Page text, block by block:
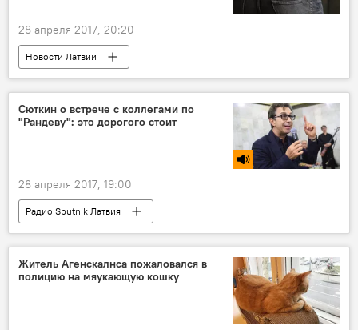
28 апреля 2017, 20:20
Новости Латвии
Сюткин о встрече с коллегами по
"Рандеву": это дорогого стоит
28 апреля 2017, 19:00
Радио Sputnik Латвия
"Рандеву" с Лаймой Вайкуле в Юрмале
Житель Агенскалнса пожаловался в
полицию на мяукающую кошку